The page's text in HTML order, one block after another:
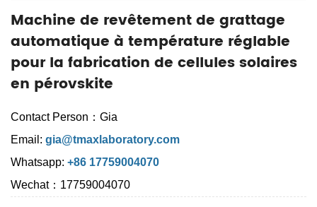
Machine de revêtement de grattage
automatique à température réglable
pour la fabrication de cellules solaires
en pérovskite
Contact Person：Gia
Email: gia@tmaxlaboratory.com
Whatsapp: +86 17759004070
Wechat：17759004070